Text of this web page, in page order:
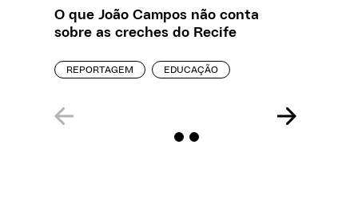
O que João Campos não conta
sobre as creches do Recife
REPORTAGEM EDUCAÇÃO